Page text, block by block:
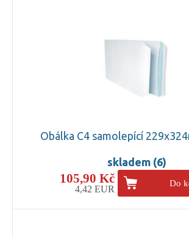
Obálka C4 samolepící
skladem (6)
105,90 Kč
4,42 EUR
Do